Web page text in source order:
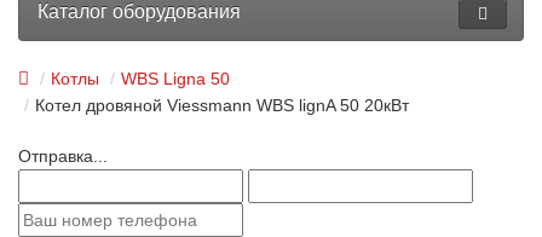
Каталог оборудования
Котлы
WBS Ligna 50
Котел дровяной Viessmann WBS lignA 50 20кВт
Отправка...